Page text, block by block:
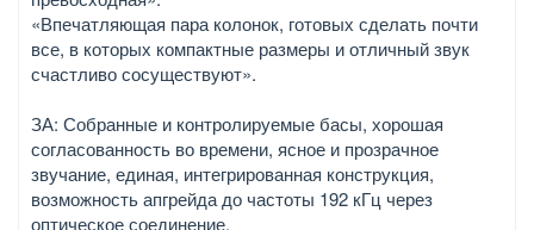
«Впечатляющая пара колонок, готовых сделать почти
все, в которых компактные размеры и отличный звук
счастливо сосуществуют».
ЗА: Собранные и контролируемые басы, хорошая
согласованность во времени, ясное и прозрачное
звучание, единая, интегрированная конструкция,
возможность апгрейда до частоты 192 кГц через
оптическое соединение.